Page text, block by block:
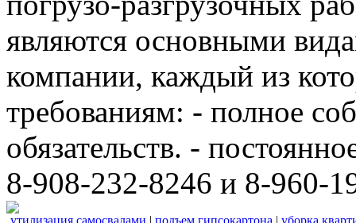
являются основными
компании, каждый из
требованиям: - полное
обязательств. -
8-908-232-8246 и 8-960-